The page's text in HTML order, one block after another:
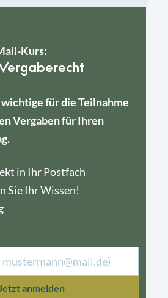
Kurs:
für die Teilnahme
Vergaben für Ihren
in Ihr Postfach
Sie Ihr Wissen!
anmelden